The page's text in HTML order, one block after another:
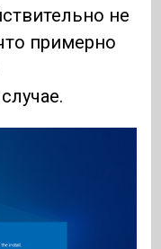
не
примерно